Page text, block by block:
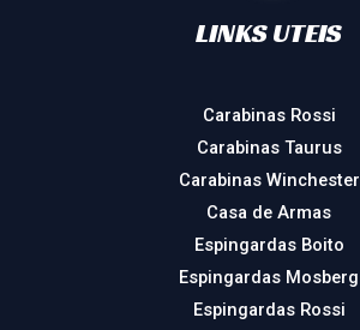
LINKS UTEIS
Carabinas Rossi
Carabinas Taurus
Carabinas Winchester
Casa de Armas
Espingardas Boito
Espingardas Mosberg
Espingardas Rossi